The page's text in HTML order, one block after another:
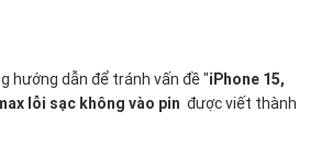
hướng dẫn để tránh vấn đề "iPhone 15,
lỗi sạc không vào pin được viết thành